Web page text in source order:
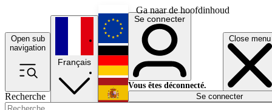
Ga naar de hoofdinhoud
Open sub
navigation
Close menu
Recherche
Français
English
Deutsch
Español
Se connecter
Vous êtes déconnecté.
Se connecter